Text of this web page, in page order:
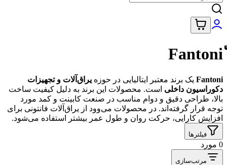
Fantoni یک برند معتبر ایتالیایی در حوزه یراق‌آلات و تجهیزات
دکوراسیون داخلی است. محصولات این برند به دلیل کیفیت ساخت
بالا، طراحی دقیق و دوام مناسب در صنعت کابینت و کمد مورد
توجه قرار گرفته‌اند. در محصولات می‌وود از یراق‌آلات فانتونی برای
افزایش کارایی، حرکت روان و طول عمر بیشتر استفاده می‌شود.
فیلترها
0 مورد
مرتب‌سازی